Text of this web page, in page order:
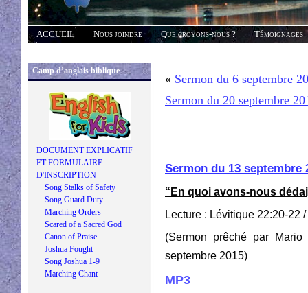
ACCUEIL Nous joindre Que croyons-nous ?
Témoignages
Réponses
Camp d’anglais biblique
DOCUMENT EXPLICATIF
ET FORMULAIRE
D'INSCRIPTION
Song Stalks of Safety
Song Guard Duty
Marching Orders
Scared of a Sacred God
Canon of Praise
Joshua Fought
Song Joshua 1-9
Marching Chant
« Sermon du 6 septembre
Sermon du 20 septembre
Sermon du 13 septembre
“En quoi avons-nous
Lecture : Lévitique 22:20-22
(Sermon prêché par
septembre 2015)
MP3